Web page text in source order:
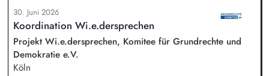
Planung, Organisation und Durchführung von exklusiven
Fundraising-Veranstaltungen. Strategische Beratung und
Begleitung der Geschäftsleitung sowie der Gremien bei
hochrangigen Spenderterminen und der direkten Ansprache.
30. Juni 2026
Koordination Wi.e.dersprechen
Projekt Wi.e.dersprechen, Komitee für Grundrechte und
Demokratie e.V.
Köln